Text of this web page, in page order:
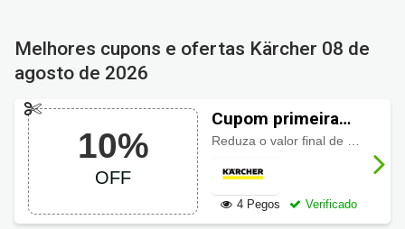
Melhores cupons e ofertas Kärcher 08 de
agosto de 2026
10%
OFF
Cupom primeira
compra Karcher
Reduza o valor final de sua compra com este cupom Karcher e economize 10% de desconto em seu pedido. Aproveite!
4 Pegos Verificado